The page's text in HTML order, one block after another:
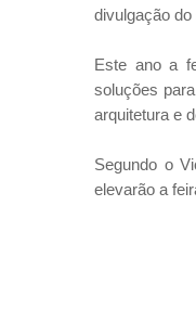
divulgação do
Este ano a
soluções
arquitetura e
Segundo o
elevarão a